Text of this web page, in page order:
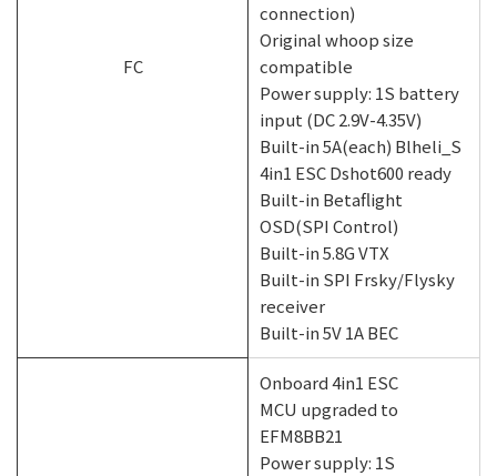
FC
connection)
Original whoop size
compatible
Power supply: 1S battery
input (DC 2.9V-4.35V)
Built-in 5A(each) Blheli_S
4in1 ESC Dshot600 ready
Built-in Betaflight
OSD(SPI Control)
Built-in 5.8G VTX
Built-in SPI Frsky/Flysky
receiver
Built-in 5V 1A BEC
Onboard 4in1 ESC
MCU upgraded to
EFM8BB21
Power supply: 1S